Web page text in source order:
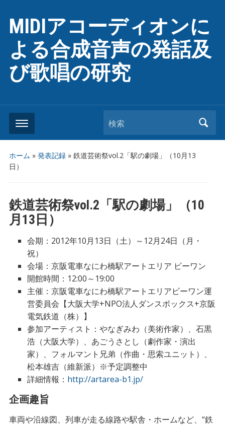
MIDIアコーディオンに
よる合成音声の発話及
び歌唱の研究
検索
ホーム » 発表記録» 鉄道芸術祭vol.2「駅の劇場」（10月13
日）
鉄道芸術祭vol.2「駅の劇場」（10
月13日）
会期：2012年10月13日（土）～12月24日（月・
祝）
会場：京阪電車なにわ橋駅アートエリア ビーワン
開館時間：12:00～19:00
主催：京阪電車なにわ橋駅アートエリアビーワン運
営委員会【大阪大学+NPO法人ダンスボックス+京阪
電気鉄道（株）】
参加アーティスト：やなぎみわ（美術作家）、石黒
浩（大阪大学）、あごうさとし（劇作家・演出
家）、フォルマント兄弟（作曲・思索ユニット）、
松本雄吉（維新派）※予定調整中
詳細情報： http://artarea-b1.jp/
企画趣旨
車両や沿線図、列車が走る線路や駅舎・ホームなど、“鉄